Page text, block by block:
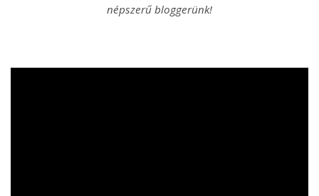
népszerű bloggerünk!